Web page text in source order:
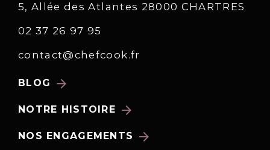
5, Allée des Atlantes 28000 CHARTRES
02 37 26 97 95
contact@chefcook.fr
BLOG arrow_forward
NOTRE HISTOIRE arrow_forward
NOS ENGAGEMENTS arrow_forward